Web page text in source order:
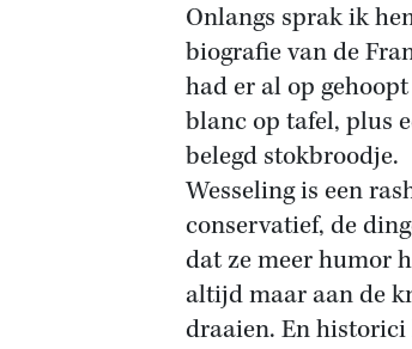
Onlangs sprak ik
biografie van de
had er al op
blanc op tafel, plus
belegd stokbroodje.
Wesseling is een
conservatief, de
dat ze meer humor
altijd maar aan de
draaien. En historici